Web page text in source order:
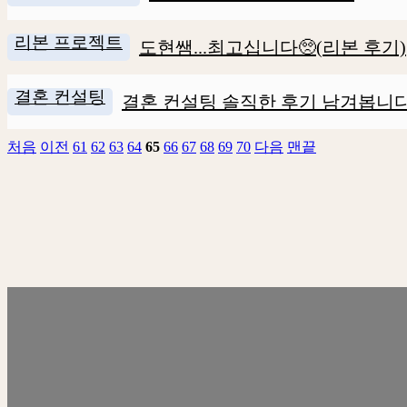
리본 프로젝트 도현쌤...최고십니다🥺(리본 후기)
결혼 컨설팅 결혼 컨설팅 솔직한 후기 남겨봅니
처음 이전 61 62 63 64 65 66 67 68 69 70 다음 맨끝